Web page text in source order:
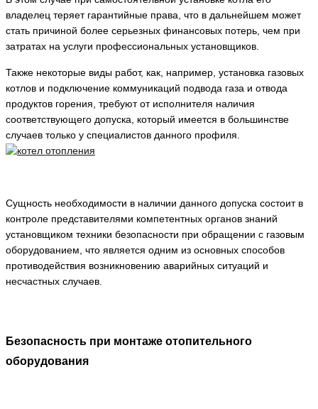
владелец теряет гарантийные права, что в дальнейшем может
стать причиной более серьезных финансовых потерь, чем при
затратах на услуги профессиональных установщиков.
Также некоторые виды работ, как, например, установка газовых
котлов и подключение коммуникаций подвода газа и отвода
продуктов горения, требуют от исполнителя наличия
соответствующего допуска, который имеется в большинстве
случаев только у специалистов данного профиля.
Сущность необходимости в наличии данного допуска состоит в
контроле представителями компетентных органов знаний
установщиком техники безопасности при обращении с газовым
оборудованием, что является одним из основных способов
противодействия возникновению аварийных ситуаций и
несчастных случаев.
Безопасность при монтаже отопительного
оборудования